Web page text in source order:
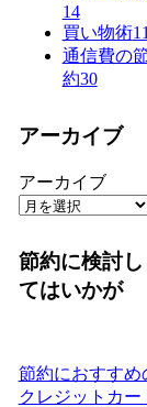
14
買い物術
通信費の
約30
アーカイブ
アーカイブ
節約に検討し
てはいかが
節約におすすめ
クレジットカー